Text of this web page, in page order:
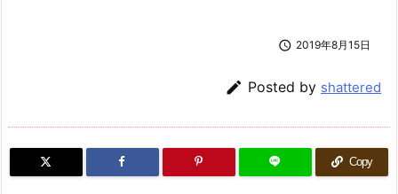
 2019年8月15日
 Posted by shattered
Copy